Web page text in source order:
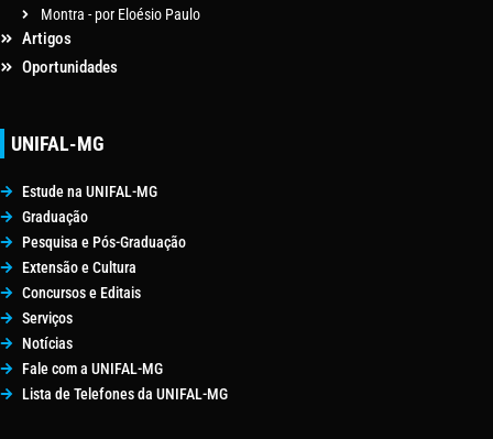
Montra - por Eloésio Paulo
Artigos
Oportunidades
UNIFAL-MG
Estude na UNIFAL-MG
Graduação
Pesquisa e Pós-Graduação
Extensão e Cultura
Concursos e Editais
Serviços
Notícias
Fale com a UNIFAL-MG
Lista de Telefones da UNIFAL-MG